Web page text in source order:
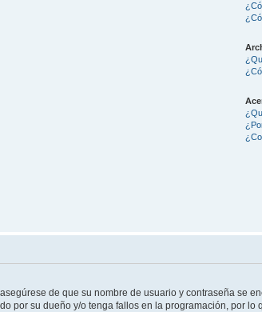
de que su nombre de usuario y contraseña
por su dueño y/o tenga fallos en la programación, por lo